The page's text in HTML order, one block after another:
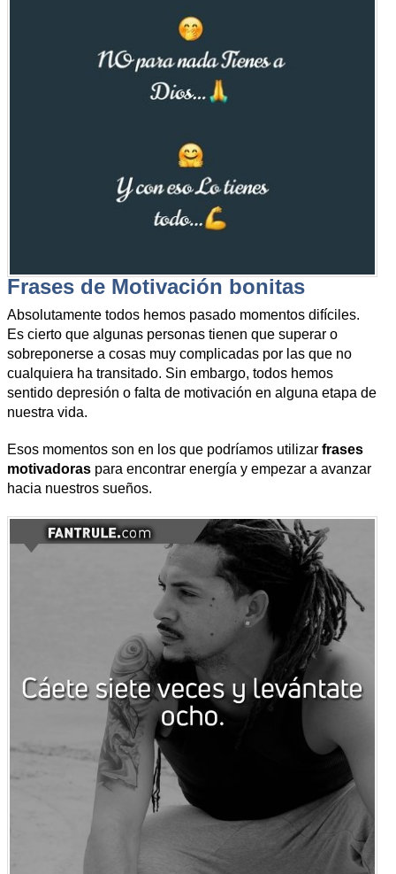
Frases de Motivación bonitas
Absolutamente todos hemos pasado momentos difíciles.
Es cierto que algunas personas tienen que superar o
sobreponerse a cosas muy complicadas por las que no
cualquiera ha transitado. Sin embargo, todos hemos
sentido depresión o falta de motivación en alguna etapa de
nuestra vida.
Esos momentos son en los que podríamos utilizar frases
motivadoras para encontrar energía y empezar a avanzar
hacia nuestros sueños.